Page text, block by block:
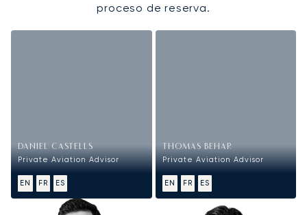
proceso de reserva.
DANIEL CASTELLS
Private Aviation Advisor
EN FR ES
THOMAS BEHAR
Private Aviation Advisor
EN FR ES